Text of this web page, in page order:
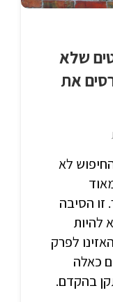
11: הפרטים שלא
את
לא
הסיבה
להיות
לפרק
כאלה
בהקדם.